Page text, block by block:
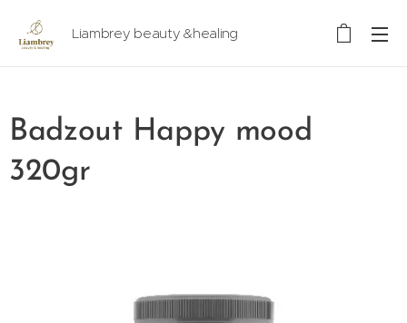
Liambrey beauty &healing
Badzout Happy mood
320gr